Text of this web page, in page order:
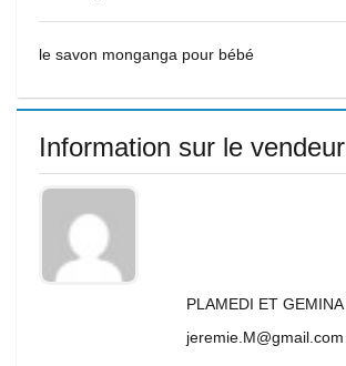
le savon monganga pour bébé
Information sur le vendeur
PLAMEDI ET GEMINA
jeremie.M@gmail.com